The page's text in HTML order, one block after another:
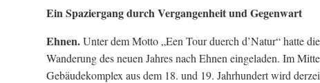
Ein Spaziergang durch Vergangenheit und Gegenwart
Ehnen.Unter dem Motto „Een Tour duerch d’Natur“ hatte
Wanderung des neuen Jahres nach Ehnen eingeladen. Im
Gebäudekomplex aus dem 18. und 19. Jahrhundert wird